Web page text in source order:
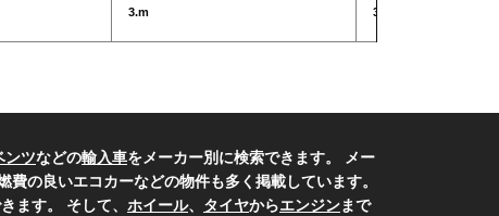
3.m 3.m
ンツなどの輸入車をメーカー別に検索できます。 メー
費の良いエコカーなどの物件も多く掲載しています。
ます。 そして、 ホイール、 タイヤからエンジンまで